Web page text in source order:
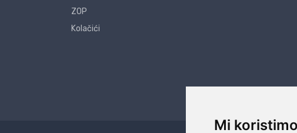
Mi
ZOP
Kolačići